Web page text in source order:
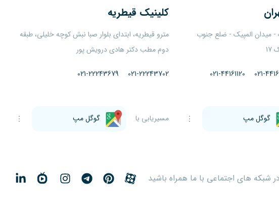
- میدان المپیک - ضلع جنوب
021-
021-44161120
گوگل مپ
کلینیک قیطریه
مترو قیطریه، ابتدای بلوار صبا نبش کوچه خلیلی، طبقه
دوم مطب دکتر هادی درویش پور
021-22243702
021-22243679
مسیریابی با گوگل مپ
در شبکه های اجتماعی با ما همراه باشید